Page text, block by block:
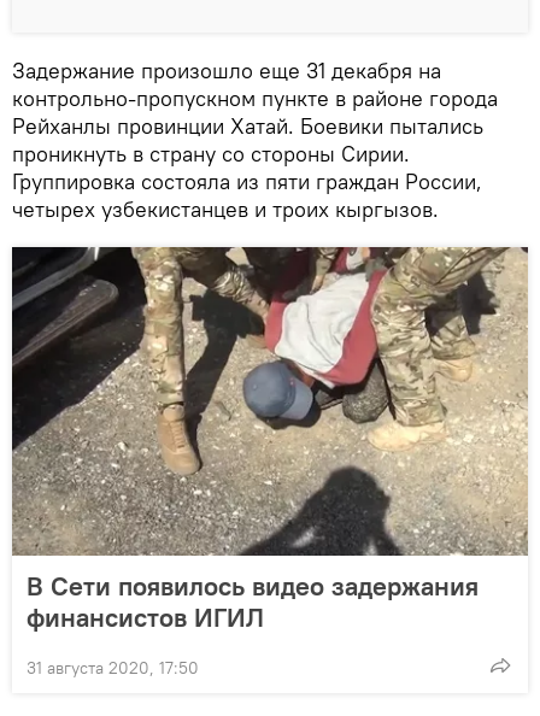
Задержание произошло еще 31 декабря на
контрольно-пропускном пункте в районе города
Рейханлы провинции Хатай. Боевики пытались
проникнуть в страну со стороны Сирии.
Группировка состояла из пяти граждан России,
четырех узбекистанцев и троих кыргызов.
В Сети появилось видео задержания
финансистов ИГИЛ
31 августа 2020, 17:50